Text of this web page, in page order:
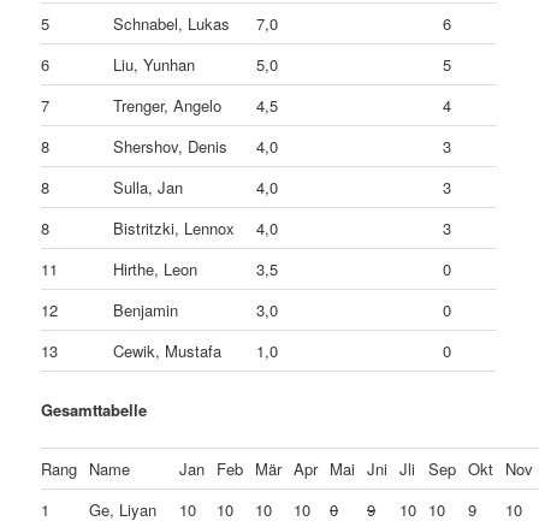
5
Schnabel, Lukas 7,0
6
6
Liu, Yunhan 5,0
5
7
Trenger, Angelo 4,5
4
8
Shershov, Denis 4,0
3
8
Sulla, Jan 4,0
3
8
Bistritzki, Lennox 4,0
3
11
Hirthe, Leon 3,5
0
12
Benjamin 3,0
0
13
Cewik, Mustafa 1,0 0
Gesamttabelle
Rang Name Jan Feb Mär Apr Mai Jni Jli Sep Okt Nov
1
Ge, Liyan 10 10 10 10 0 9 10 10 9
10